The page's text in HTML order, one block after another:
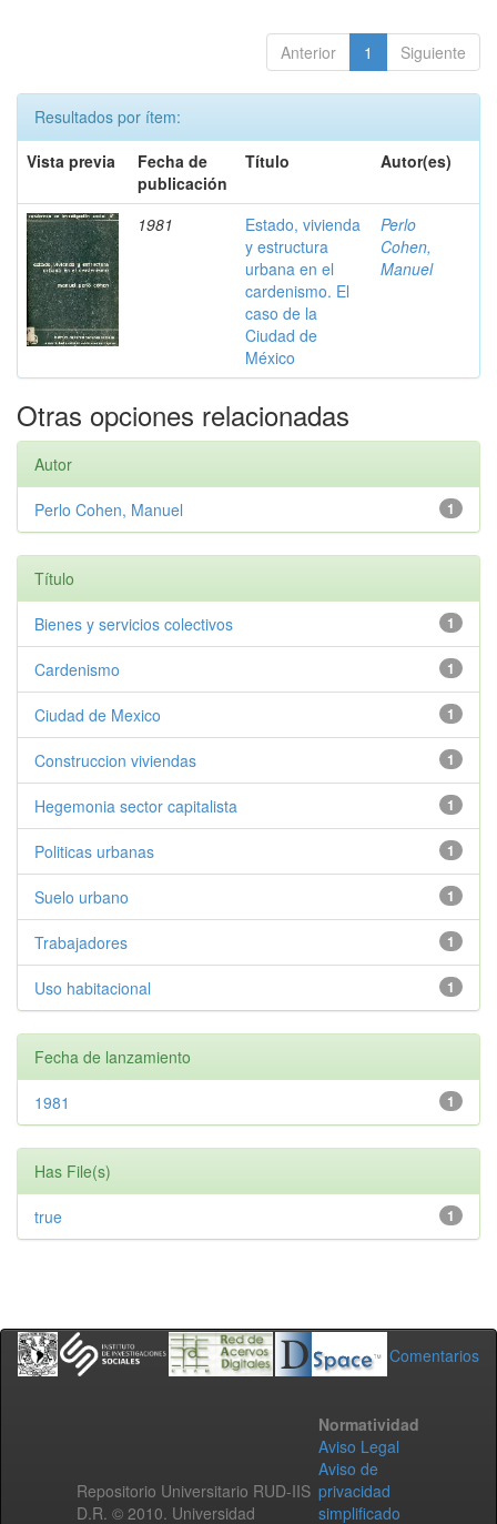
Anterior 1 Siguiente
Resultados por ítem:
Vista previa
Fecha de
publicación
Título Autor(es)
1981
Estado, vivienda
y estructura
urbana en el
cardenismo. El
caso de la
Ciudad de
México
Perlo
Cohen,
Manuel
Otras opciones relacionadas
Autor
1
Perlo Cohen, Manuel
Título
1
Bienes y servicios colectivos
1
Cardenismo
1
Ciudad de Mexico
1
Construccion viviendas
1
Hegemonia sector capitalista
1
Politicas urbanas
1
Suelo urbano
1
Trabajadores
1
Uso habitacional
Fecha de lanzamiento
1
1981
Has File(s)
1
true
Comentarios
Repositorio Universitario RUD-IIS
D.R. © 2010. Universidad
Normatividad
Aviso Legal
Aviso de
privacidad
simplificado